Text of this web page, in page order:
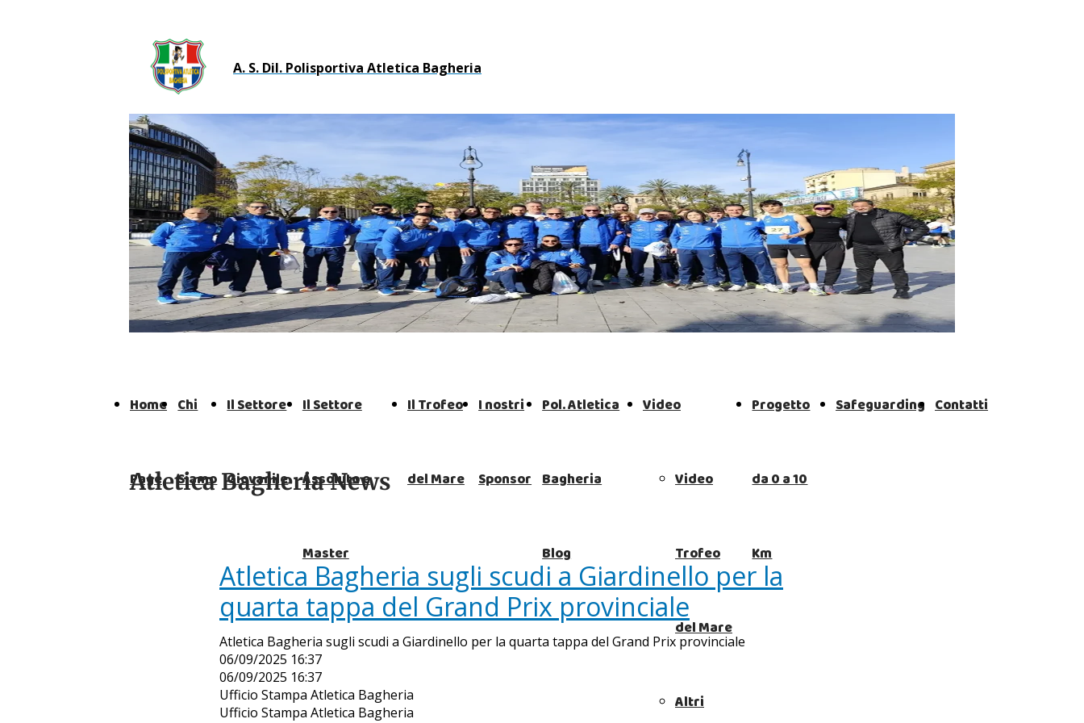
A. S. Dil. Polisportiva Atletica Bagheria
Home
Page
Chi
Siamo
Il Settore
Giovanile
Il Settore
Assoluto e
Master
Il Trofeo
del Mare
I nostri
Sponsor
Pol. Atletica
Bagheria
Blog
Video
Video
Trofeo
del Mare
Altri
Progetto
da 0 a 10
Km
Safeguarding Contatti
Atletica Bagheria News
Atletica Bagheria sugli scudi a Giardinello per la
quarta tappa del Grand Prix provinciale
Atletica Bagheria sugli scudi a Giardinello per la quarta tappa del Grand Prix provinciale
06/09/2025 16:37
06/09/2025 16:37
Ufficio Stampa Atletica Bagheria
Ufficio Stampa Atletica Bagheria